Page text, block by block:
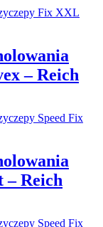
– Reich
– Reich